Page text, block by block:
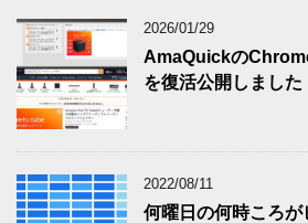
2026/01/29
AmaQuickの
を復活公開しました
2022/08/11
何曜日の何時ころが